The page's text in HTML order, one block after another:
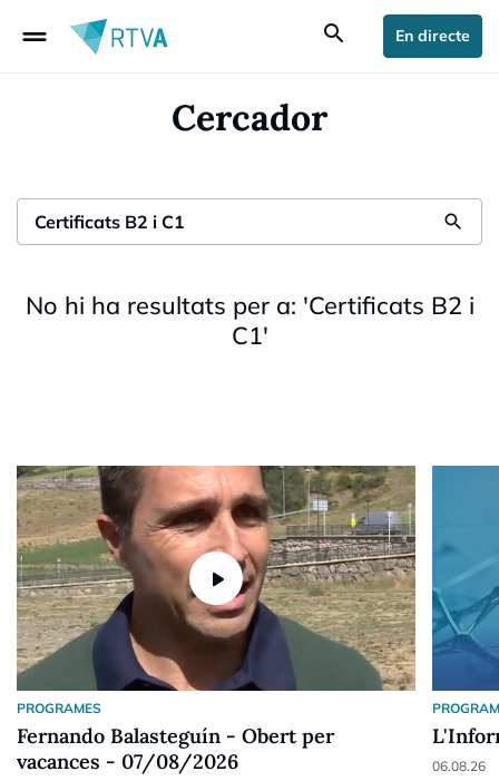
drag_handle search En directe
Cercador
search
No hi ha resultats per a: 'Certificats B2 i
C1'
play_arrow
PROGRAMES
Fernando Balasteguín - Obert per
vacances - 07/08/2026
06.08.26